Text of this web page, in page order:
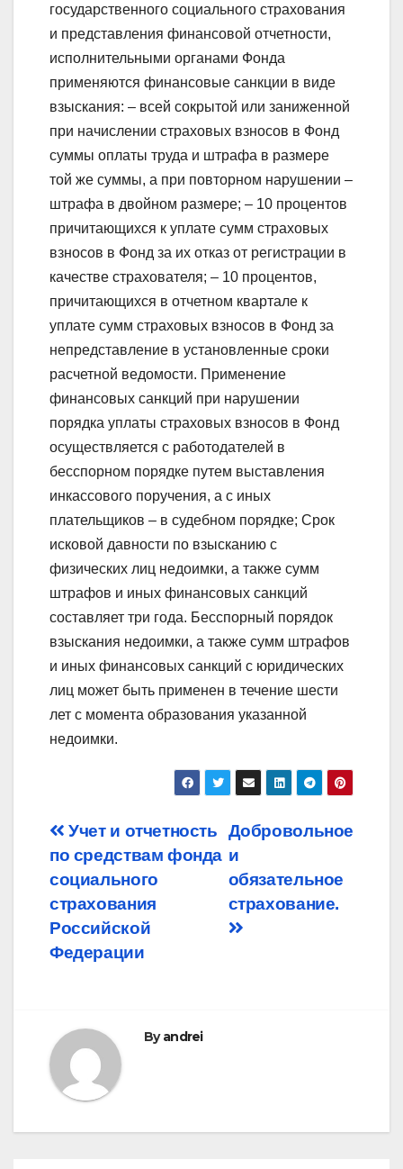
государственного социального страхования
и представления финансовой отчетности,
исполнительными органами Фонда
применяются финансовые санкции в виде
взыскания: – всей сокрытой или заниженной
при начислении страховых взносов в Фонд
суммы оплаты труда и штрафа в размере
той же суммы, а при повторном нарушении –
штрафа в двойном размере; – 10 процентов
причитающихся к уплате сумм страховых
взносов в Фонд за их отказ от регистрации в
качестве страхователя; – 10 процентов,
причитающихся в отчетном квартале к
уплате сумм страховых взносов в Фонд за
непредставление в установленные сроки
расчетной ведомости. Применение
финансовых санкций при нарушении
порядка уплаты страховых взносов в Фонд
осуществляется с работодателей в
бесспорном порядке путем выставления
инкассового поручения, а с иных
плательщиков – в судебном порядке; Срок
исковой давности по взысканию с
физических лиц недоимки, а также сумм
штрафов и иных финансовых санкций
составляет три года. Бесспорный порядок
взыскания недоимки, а также сумм штрафов
и иных финансовых санкций с юридических
лиц может быть применен в течение шести
лет с момента образования указанной
недоимки.
Post
navigation
Добровольное
и
обязательное
страхование.
Учет и отчетность
по средствам фонда
социального
страхования
Российской
Федерации
Byandrei